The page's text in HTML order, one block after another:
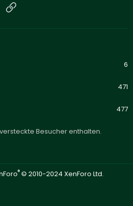
E-Mail
6
471
477
Besucher enthalten.
® © 2010-2024 XenForo Ltd.